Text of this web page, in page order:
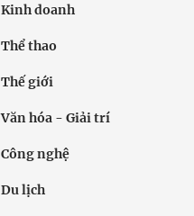
Kinh doanh
Thể thao
Thế giới
Văn hóa - Giải trí
Công nghệ
Du lịch